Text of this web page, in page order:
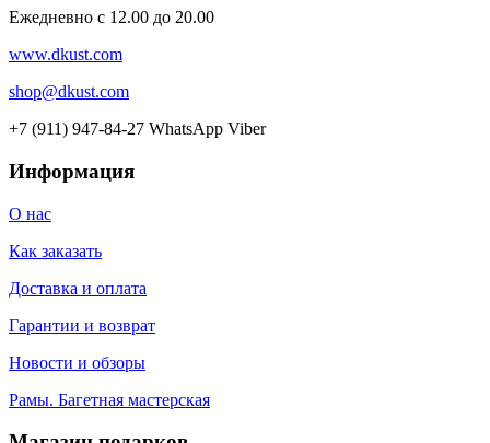
Ежедневно с 12.00 до 20.00
www.dkust.com
shop@dkust.com
+7 (911) 947-84-27 WhatsApp Viber
Информация
О нас
Как заказать
Доставка и оплата
Гарантии и возврат
Новости и обзоры
Рамы. Багетная мастерская